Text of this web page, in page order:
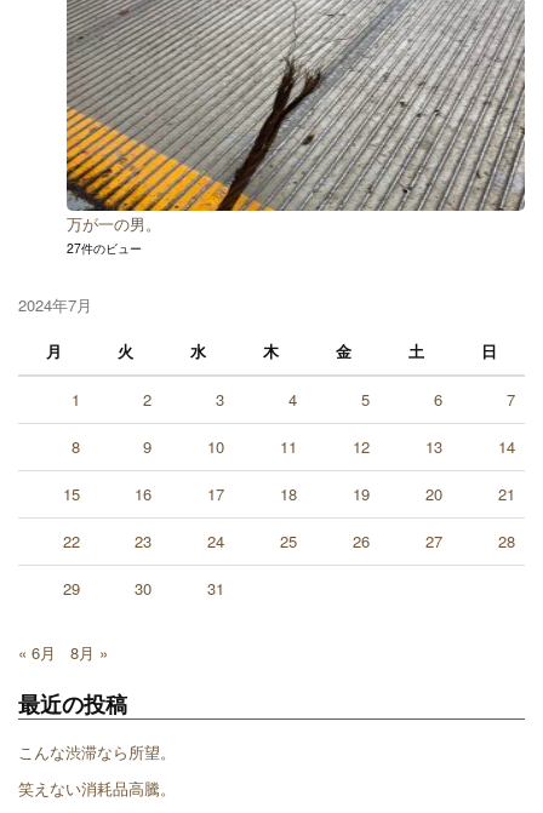
万が一の男。
27件のビュー
2024年7月
月
火 水 木 金 土 日
1 2 3 4 5 6 7
8 9 10 11 12 13 14
15 16 17 18 19 20 21
22 23 24 25 26 27 28
29 30 31
« 6月 8月 »
最近の投稿
こんな渋滞なら所望。
笑えない消耗品高騰。